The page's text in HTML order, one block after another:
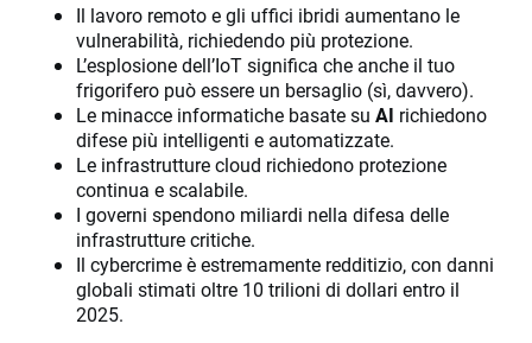
Il lavoro remoto e gli uffici ibridi aumentano le
vulnerabilità, richiedendo più protezione.
L’esplosione dell’IoT significa che anche il tuo
frigorifero può essere un bersaglio (sì, davvero).
Le minacce informatiche basate su AI richiedono
difese più intelligenti e automatizzate.
Le infrastrutture cloud richiedono protezione
continua e scalabile.
I governi spendono miliardi nella difesa delle
infrastrutture critiche.
Il cybercrime è estremamente redditizio, con danni
globali stimati oltre 10 trilioni di dollari entro il
2025.